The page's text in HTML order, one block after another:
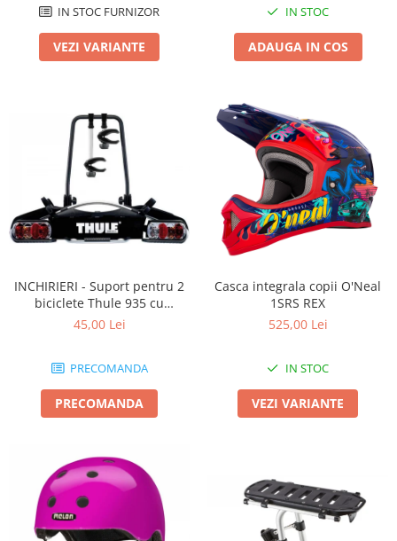
IN STOC FURNIZOR
VEZI VARIANTE
IN STOC
ADAUGA IN COS
INCHIRIERI - Suport pentru 2
biciclete Thule 935 cu
prindere pe carligul de
45,00 Lei
PRECOMANDA
PRECOMANDA
Casca integrala copii O'Neal
1SRS REX
525,00 Lei
IN STOC
VEZI VARIANTE